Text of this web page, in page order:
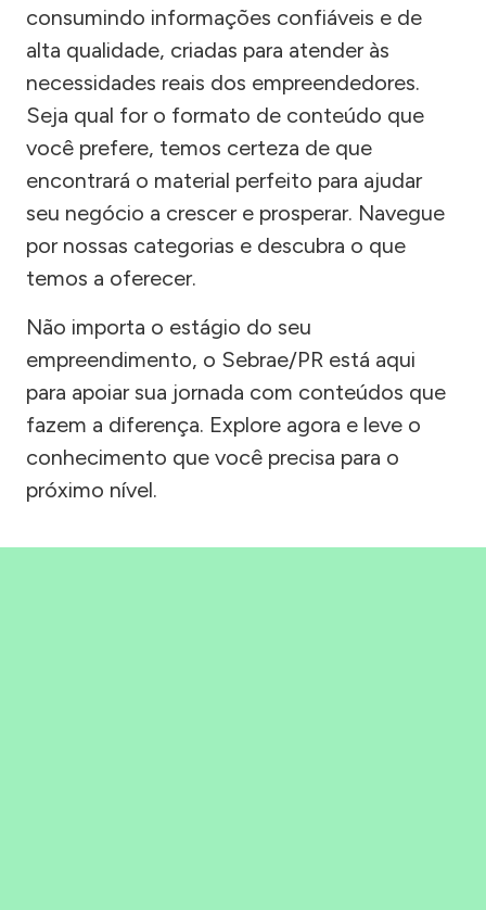
consumindo informações confiáveis e de
alta qualidade, criadas para atender às
necessidades reais dos empreendedores.
Seja qual for o formato de conteúdo que
você prefere, temos certeza de que
encontrará o material perfeito para ajudar
seu negócio a crescer e prosperar. Navegue
por nossas categorias e descubra o que
temos a oferecer.
Não importa o estágio do seu
empreendimento, o Sebrae/PR está aqui
para apoiar sua jornada com conteúdos que
fazem a diferença. Explore agora e leve o
conhecimento que você precisa para o
próximo nível.